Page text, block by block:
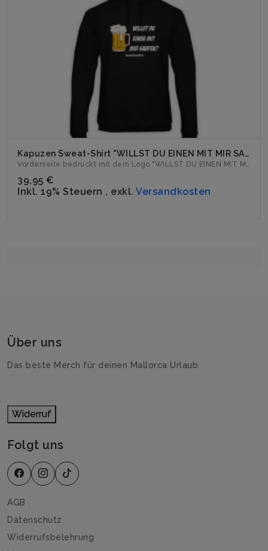
Kapuzen Sweat-Shirt "WILLST DU EINEN MIT MIR SAUFEN?" schwarz
Vorderseite bedruckt mit dem Logo "WILLST DU EINEN MIT MIR S...
39,95 €
Inkl. 19% Steuern , exkl. Versandkosten
Über uns
Das beste Merch für deinen Mallorca Urlaub
Widerruf
Folgt uns
AGB
Datenschutz
Widerrufsbelehrung